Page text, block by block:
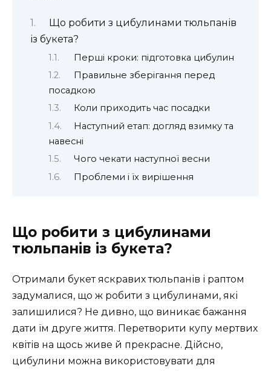
Що робити з цибулинами тюльпанів
із букета?
Перші кроки: підготовка цибулин
Правильне зберігання перед
посадкою
Коли приходить час посадки
Наступний етап: догляд взимку та
навесні
Чого чекати наступної весни
Проблеми і їх вирішення
Що робити з цибулинами
тюльпанів із букета?
Отримали букет яскравих тюльпанів і раптом
задумалися, що ж робити з цибулинами, які
залишилися? Не дивно, що виникає бажання
дати їм друге життя. Перетворити купу мертвих
квітів на щось живе й прекрасне. Дійсно,
цибулини можна використовувати для